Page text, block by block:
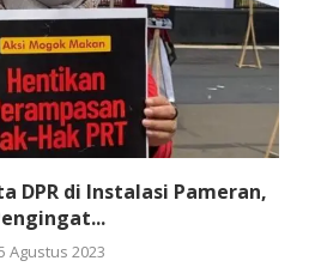
DPR di Instalasi Pameran,
Agustus 2023